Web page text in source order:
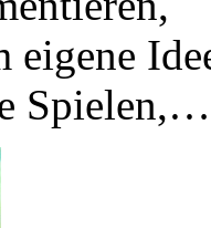
eigene
Spielen,…